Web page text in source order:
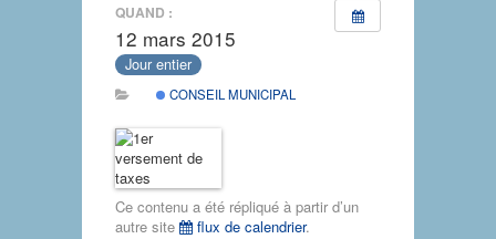
QUAND :
12 mars 2015
Jour entier
CONSEIL MUNICIPAL
Ce contenu a été répliqué à partir d’un
autre site
flux de calendrier.